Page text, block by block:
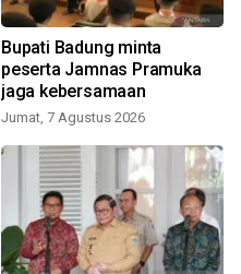
Bupati Badung minta
peserta Jamnas Pramuka
jaga kebersamaan
Jumat, 7 Agustus 2026